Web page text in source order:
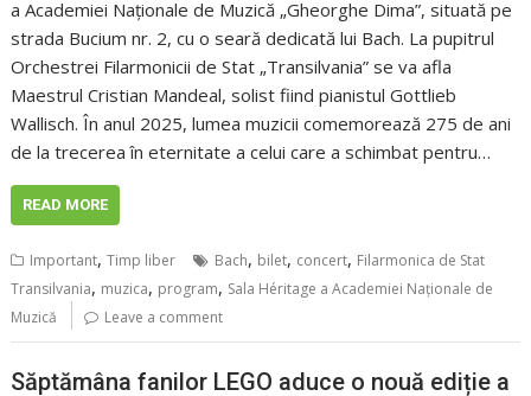
a Academiei Naționale de Muzică „Gheorghe Dima”, situată pe
strada Bucium nr. 2, cu o seară dedicată lui Bach. La pupitrul
Orchestrei Filarmonicii de Stat „Transilvania” se va afla
Maestrul Cristian Mandeal, solist fiind pianistul Gottlieb
Wallisch. În anul 2025, lumea muzicii comemorează 275 de ani
de la trecerea în eternitate a celui care a schimbat pentru…
READ MORE
Important,Timp liber Bach, bilet, concert, Filarmonica de Stat
Transilvania, muzica, program, Sala Héritage a Academiei Naționale de
Muzică
Leave a comment
Săptămâna fanilor LEGO aduce o nouă ediție a